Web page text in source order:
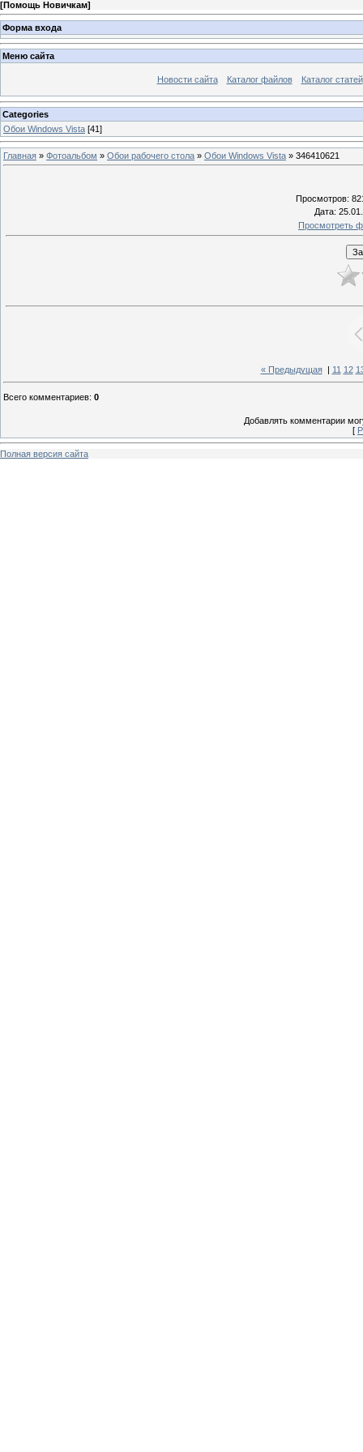
[Помощь Новичкам]
Форма входа
Меню сайта
Новости сайта Каталог файлов Каталог статей
Categories
Обои Windows Vista [41]
Главная » Фотоальбом » Обои рабочего стола » Обои Windows Vista » 346410621
Просмотров:
Дата:
Просмотреть
« Предыдущая| 11 12
Всего комментариев: 0
Добавлять комментарии
[
Полная версия сайта